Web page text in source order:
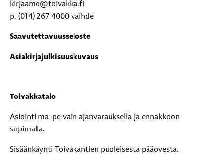
kirjaamo@toivakka.fi
p. (014) 267 4000 vaihde
Saavutettavuusseloste
Asiakirjajulkisuuskuvaus
Toivakkatalo
Asiointi ma-pe vain ajanvarauksella ja ennakkoon
sopimalla.
Sisäänkäynti Toivakantien puoleisesta pääovesta.